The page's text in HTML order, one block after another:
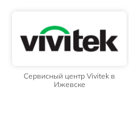
Сервисный центр Vivitek в
Ижевске